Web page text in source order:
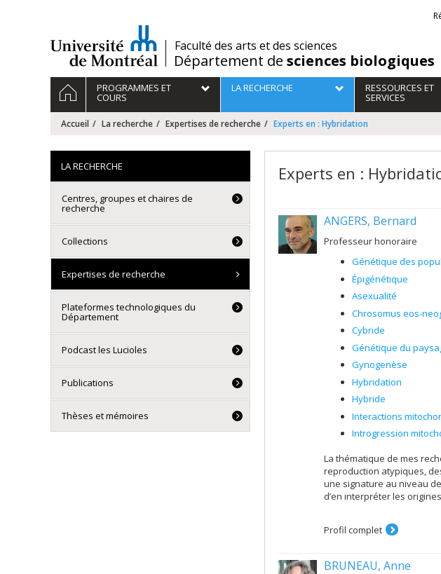
/Faculté des arts et des sciences
Département de sciences biologiques
Navigation
principale
ACCUEILPROGRAMMES ET
COURS
LA RECHERCHE RESSOURCES ET
SERVICES
Accueil La recherche Expertises de recherche Experts en : Hybridation
Experts en :
ANGERS, Bernard
Professeur honoraire
Génétique des
Épigénétique
Asexualité
Chrosomus eos-
Cybride
Génétique du
Gynogenèse
Hybridation
Hybride
Interactions
Introgression
La thématique de mes
reproduction atypiques,
une signature au niveau
d’en interpréter les
Profil complet
BRUNEAU, Anne
LA RECHERCHE
Centres, groupes et chaires de
recherche
Collections
Expertises de recherche
Plateformes technologiques du
Département
Podcast les Lucioles
Publications
Thèses et mémoires